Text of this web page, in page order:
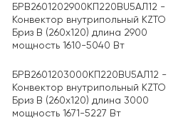
БРВ2601202900КП220ВU5АЛ12 -
Конвектор внутрипольный KZTO
Бриз B (260х120) длина 2900
мощность 1610-5040 Вт
БРВ2601203000КП220ВU5АЛ12 -
Конвектор внутрипольный KZTO
Бриз B (260х120) длина 3000
мощность 1671-5227 Вт